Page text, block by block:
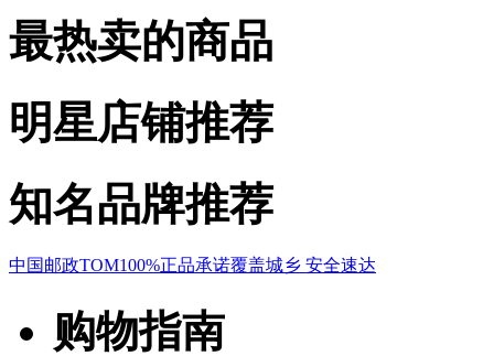
最热卖的商品
明星店铺推荐
知名品牌推荐
中国邮政TOM100%正品承诺覆盖城乡 安全速达
购物指南